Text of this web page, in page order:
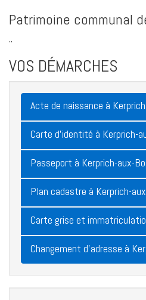
Patrimoine communal
..
VOS DÉMARCHES
Acte de naissance à
Carte d'identité à Kerprich-
Passeport à Kerprich-aux-
Plan cadastre à Kerprich-
Carte grise et
Changement d'adresse à